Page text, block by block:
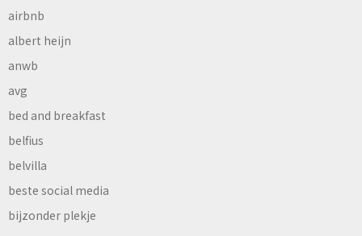
airbnb
albert heijn
anwb
avg
bed and breakfast
belfius
belvilla
beste social media
bijzonder plekje